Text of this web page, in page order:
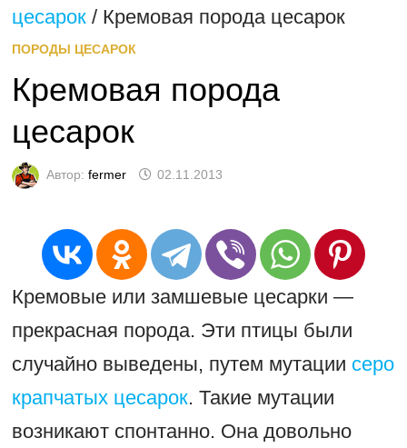
цесарок/ Кремовая порода цесарок
ПОРОДЫ ЦЕСАРОК
Кремовая порода
цесарок
Автор: fermer 02.11.2013
Кремовые или замшевые цесарки —
прекрасная порода. Эти птицы были
случайно выведены, путем мутации серо
крапчатых цесарок. Такие мутации
возникают спонтанно. Она довольно